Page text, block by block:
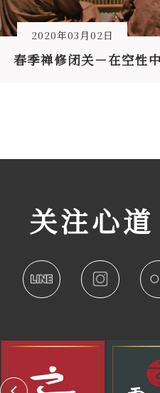
2020年03月02日
春季禅修闭关－在空性
关注心